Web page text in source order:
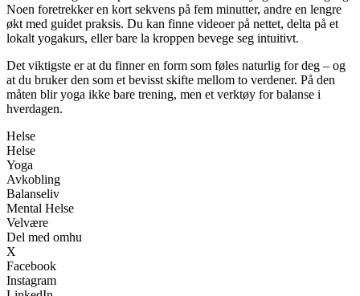
Noen foretrekker en kort sekvens på fem minutter, andre en lengre
økt med guidet praksis. Du kan finne videoer på nettet, delta på et
lokalt yogakurs, eller bare la kroppen bevege seg intuitivt.
Det viktigste er at du finner en form som føles naturlig for deg – og
at du bruker den som et bevisst skifte mellom to verdener. På den
måten blir yoga ikke bare trening, men et verktøy for balanse i
hverdagen.
Helse
Helse
Yoga
Avkobling
Balanseliv
Mental Helse
Velvære
Del med omhu
X
Facebook
Instagram